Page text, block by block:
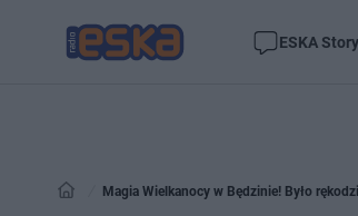
ESKA Story
Magia Wielkanocy w Będzinie! Było